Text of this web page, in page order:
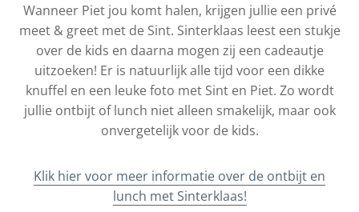
Wanneer Piet jou komt halen, krijgen jullie een privé
meet & greet met de Sint. Sinterklaas leest een stukje
over de kids en daarna mogen zij een cadeautje
uitzoeken! Er is natuurlijk alle tijd voor een dikke
knuffel en een leuke foto met Sint en Piet. Zo wordt
jullie ontbijt of lunch niet alleen smakelijk, maar ook
onvergetelijk voor de kids.
Klik hier voor meer informatie over de ontbijt en
lunch met Sinterklaas!